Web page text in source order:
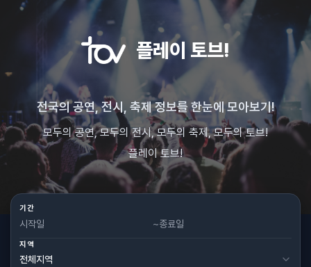
플레이 토브!
전국의 공연, 전시, 축제 정보를 한눈에 모아보기!
모두의 공연, 모두의 전시, 모두의 축제, 모두의 토브!
플레이 토브!
기간
~
지역